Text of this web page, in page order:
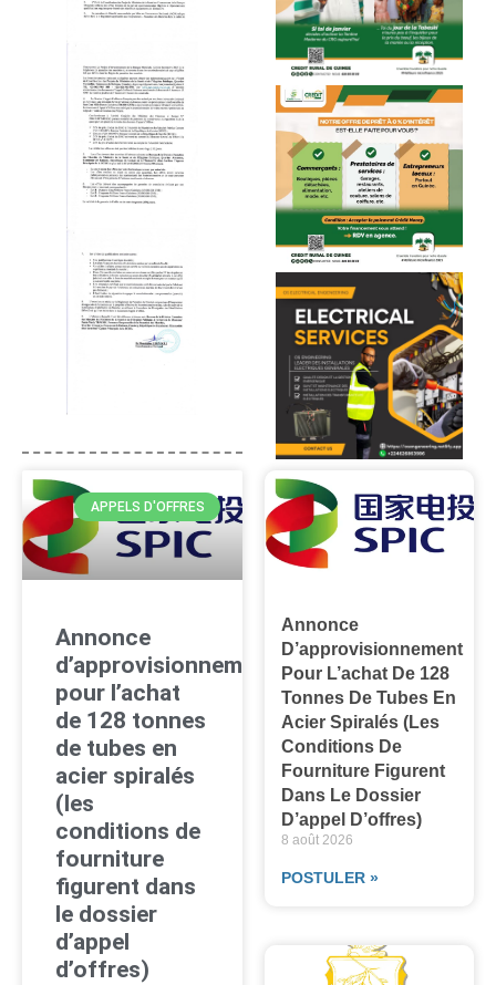
APPELS D'OFFRES
Annonce
d’approvisionnement
pour l’achat
de 128 tonnes
de tubes en
acier spiralés
(les
conditions de
fourniture
figurent dans
le dossier
d’appel
d’offres)
Annonce
D’approvisionnement
Pour L’achat De 128
Tonnes De Tubes En
Acier Spiralés (les
Conditions De
Fourniture Figurent
Dans Le Dossier
D’appel D’offres)
8 août 2026
POSTULER »